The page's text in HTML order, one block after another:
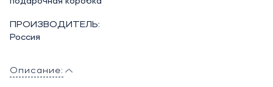
ПРОИЗВОДИТЕЛЬ:
Россия
Описание: